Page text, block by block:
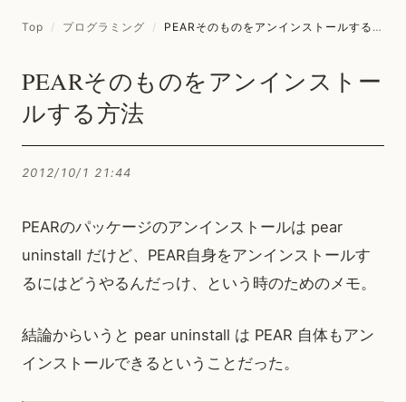
Top / プログラミング / PEARそのものをアンインストールする方法
PEARそのものをアンインストー
ルする方法
2012/10/1 21:44
PEARのパッケージのアンインストールは pear
uninstall だけど、PEAR自身をアンインストールす
るにはどうやるんだっけ、という時のためのメモ。
結論からいうと pear uninstall は PEAR 自体もアン
インストールできるということだった。